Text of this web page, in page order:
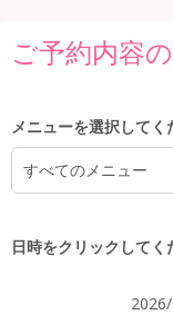
ご予約内容
メニューを選択してく
すべてのメニュー
日時をクリックしてく